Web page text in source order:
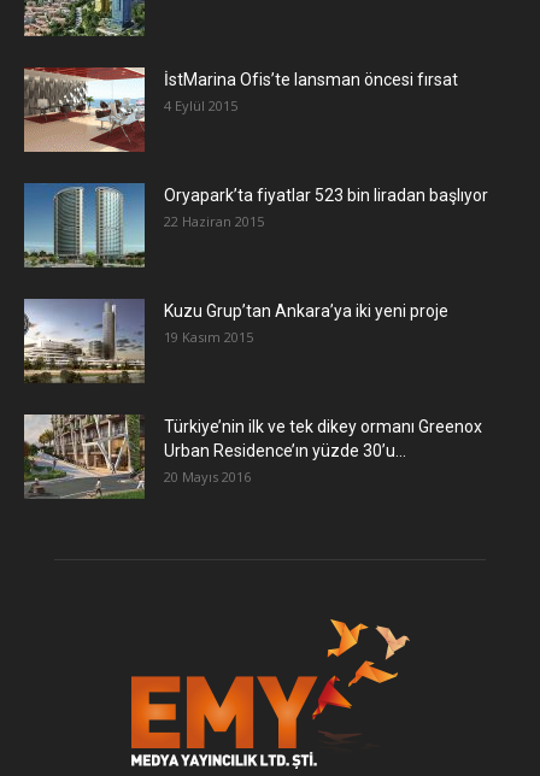
İstMarina Ofis’te lansman öncesi fırsat
4 Eylül 2015
Oryapark’ta fiyatlar 523 bin liradan başlıyor
22 Haziran 2015
​Kuzu Grup’tan Ankara’ya iki yeni proje
19 Kasım 2015
Türkiye’nin ilk ve tek dikey ormanı Greenox
Urban Residence’ın yüzde 30’u...
20 Mayıs 2016